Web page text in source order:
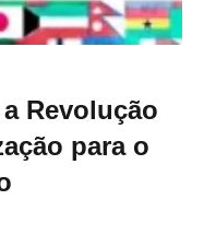
Revolução
para o